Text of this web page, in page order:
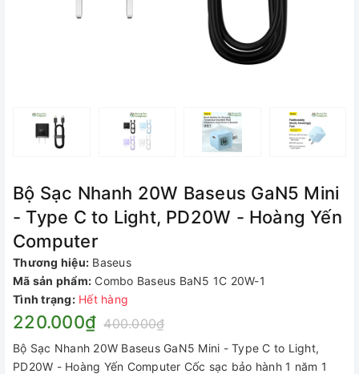
Bộ Sạc Nhanh 20W Baseus GaN5 Mini
- Type C to Light, PD20W - Hoàng Yến
Computer
Thương hiệu: Baseus
Mã sản phẩm: Combo Baseus BaN5 1C 20W-1
Tình trạng: Hết hàng
220.000₫ 400.000₫
Bộ Sạc Nhanh 20W Baseus GaN5 Mini - Type C to Light,
PD20W - Hoàng Yến Computer Cốc sạc bảo hành 1 năm 1